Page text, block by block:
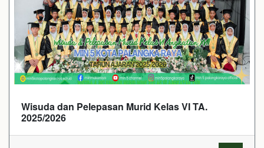
Wisuda dan Pelepasan Murid Kelas VI TA.
2025/2026